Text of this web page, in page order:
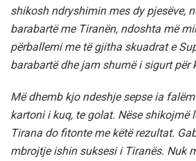
shikosh ndryshimin mes dy pjesëve,
barabartë me Tiranën, ndoshta më
përballemi me të gjitha skuadrat e
barabartë dhe jam shumë i sigurt për
Më dhemb kjo ndeshje sepse ia
kartoni i kuq, te golat. Nëse shikojmë
Tirana do fitonte me këtë rezultat.
mbrojtje ishin suksesi i Tiranës. Nuk